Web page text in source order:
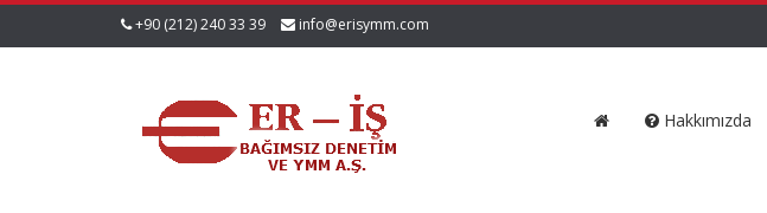
+90 (212) 240 33 39 info@erisymm.com
Hakkımızda